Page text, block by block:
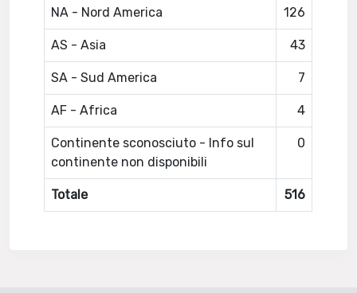
NA - Nord America 126
AS - Asia 43
SA - Sud America 7
AF - Africa 4
Continente sconosciuto - Info sul
continente non disponibili
0
Totale 516